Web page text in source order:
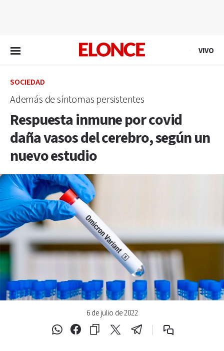
VIVO
SOCIEDAD
Además de síntomas persistentes
Respuesta inmune por covid
daña vasos del cerebro, según un
nuevo estudio
6 de julio de 2022